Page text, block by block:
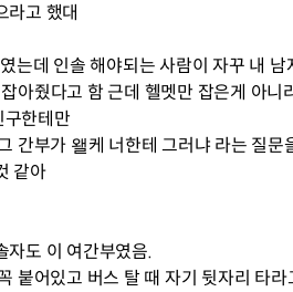
라고 했대
는데 인솔 해야되는 사람이 자꾸 내
아줬다고 함 근데 헬멧만 잡은게 아니
한테만
간부가 왤케 너한테 그러냐 라는 질문
같아
자도 이 여간부였음.
붙어있고 버스 탈 때 자기 뒷자리 타